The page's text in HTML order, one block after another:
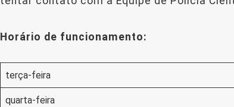
Horário de funcionamento:
terça-feira
quarta-feira